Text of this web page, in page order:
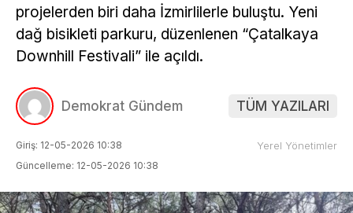
projelerden biri daha İzmirlilerle buluştu. Yeni
dağ bisikleti parkuru, düzenlenen “Çatalkaya
Downhill Festivali” ile açıldı.
Demokrat Gündem TÜM YAZILARI
Giriş: 12-05-2026 10:38
Güncelleme: 12-05-2026 10:38
Yerel Yönetimler